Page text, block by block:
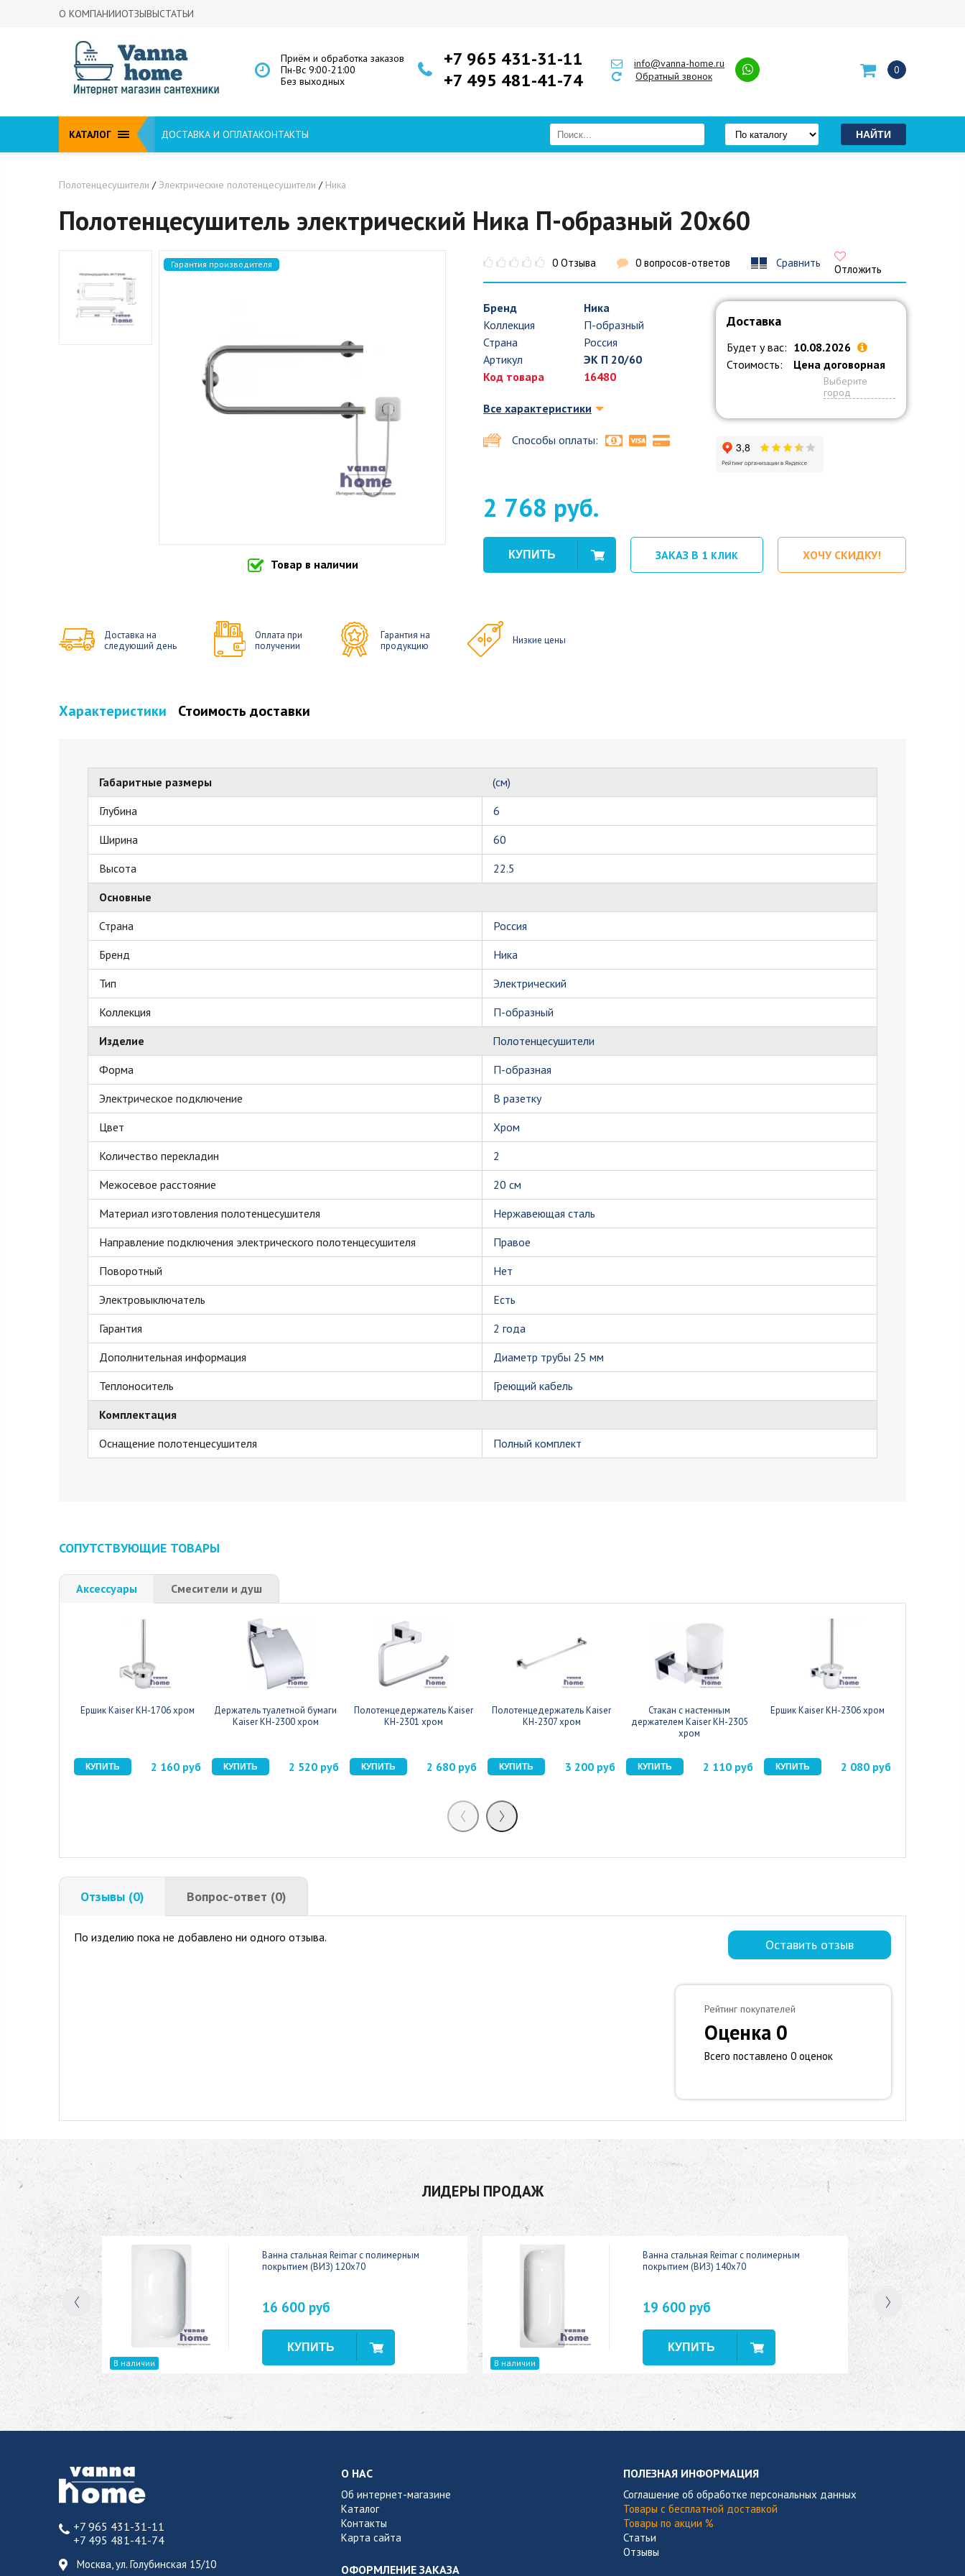
О КОМПАНИИОТЗЫВЫСТАТЬИ
Приём и обработка заказов
Пн-Вс 9:00-21:00
Без выходных
+7 965 431-31-11
+7 495 481-41-74
info@vanna-home.ru
Обратный звонок
0
КАТАЛОГ ДОСТАВКА И ОПЛАТАКОНТАКТЫ
Полотенцесушители /Электрические полотенцесушители / Ника
Полотенцесушитель электрический Ника П-образный 20x60
Гарантия производителя
Товар в наличии
0 Отзыва 0 вопросов-ответов Сравнить Отложить
Бренд
Ника
Коллекция
П-образный
Страна
Россия
Артикул
ЭК П 20/60
Код товара
16480
Все характеристики
Способы оплаты:
Доставка
Будет у вас: 10.08.2026
Стоимость:
Цена договорная
Выберите
город
2 768 руб.
ЗАКАЗ В 1 КЛИК ХОЧУ СКИДКУ!
Доставка на
следующий день
Оплата при
получении
Гарантия на
продукцию
Низкие цены
Характеристики Стоимость доставки
Габаритные размеры
(см)
Глубина
6
Ширина
60
Высота
22.5
Основные
Страна
Россия
Бренд
Ника
Тип
Электрический
Коллекция
П-образный
Изделие
Полотенцесушители
Форма
П-образная
Электрическое подключение
В разетку
Цвет
Хром
Количество перекладин
2
Межосевое расстояние
20 см
Материал изготовления полотенцесушителя
Нержавеющая сталь
Направление подключения электрического полотенцесушителя
Правое
Поворотный
Нет
Электровыключатель
Есть
Гарантия
2 года
Дополнительная информация
Диаметр трубы 25 мм
Теплоноситель
Греющий кабель
Комплектация
Оснащение полотенцесушителя
Полный комплект
СОПУТСТВУЮЩИЕ ТОВАРЫ
Аксессуары Смесители и душ
Ершик Kaiser KH-1706 хром
2 160 руб
Держатель туалетной бумаги
Kaiser KH-2300 хром
2 520 руб
Полотенцедержатель Kaiser
KH-2301 хром
2 680 руб
Полотенцедержатель Kaiser
KH-2307 хром
3 200 руб
Стакан с настенным
держателем Kaiser KH-2305
хром
2 110 руб
Ершик Kaiser KH-2306 хром
2 080 руб
Отзывы (0) Вопрос-ответ (0)
По изделию пока не добавлено ни одного отзыва. Оставить отзыв
Рейтинг покупателей
Оценка 0
Всего поставлено 0 оценок
ЛИДЕРЫ ПРОДАЖ
150x70
В наличии
Ванна стальная Reimar с полимерным
покрытием (ВИЗ) 120x70
16 600 руб
В наличии
Ванна стальная Reimar с полимерным
покрытием (ВИЗ) 140x70
19 600 руб
+7 965 431-31-11
+7 495 481-41-74
Москва, ул. Голубинская 15/10
О НАС
Об интернет-магазине
Каталог
Контакты
Карта сайта
ОФОРМЛЕНИЕ ЗАКАЗА
ПОЛЕЗНАЯ ИНФОРМАЦИЯ
Соглашение об обработке персональных данных
Товары с бесплатной доставкой
Товары по акции %
Статьи
Отзывы